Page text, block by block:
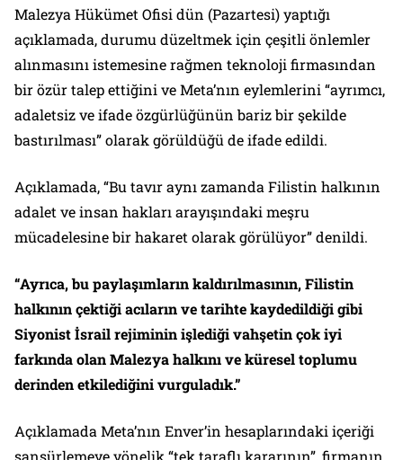
Malezya Hükümet Ofisi dün (Pazartesi) yaptığı
açıklamada, durumu düzeltmek için çeşitli önlemler
alınmasını istemesine rağmen teknoloji firmasından
bir özür talep ettiğini ve Meta’nın eylemlerini “ayrımcı,
adaletsiz ve ifade özgürlüğünün bariz bir şekilde
bastırılması” olarak görüldüğü de ifade edildi.
Açıklamada, “Bu tavır aynı zamanda Filistin halkının
adalet ve insan hakları arayışındaki meşru
mücadelesine bir hakaret olarak görülüyor” denildi.
“Ayrıca, bu paylaşımların kaldırılmasının, Filistin
halkının çektiği acıların ve tarihte kaydedildiği gibi
Siyonist İsrail rejiminin işlediği vahşetin çok iyi
farkında olan Malezya halkını ve küresel toplumu
derinden etkilediğini vurguladık.”
Açıklamada Meta’nın Enver’in hesaplarındaki içeriği
sansürlemeye yönelik “tek taraflı kararının”, firmanın